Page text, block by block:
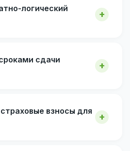
логический
сдачи
взносы для